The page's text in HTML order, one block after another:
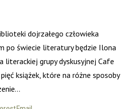
dojrzałego człowieka
po świecie literatury będzie Ilona
literackiej grupy dyskusyjnej Cafe
książek, które na różne sposoby